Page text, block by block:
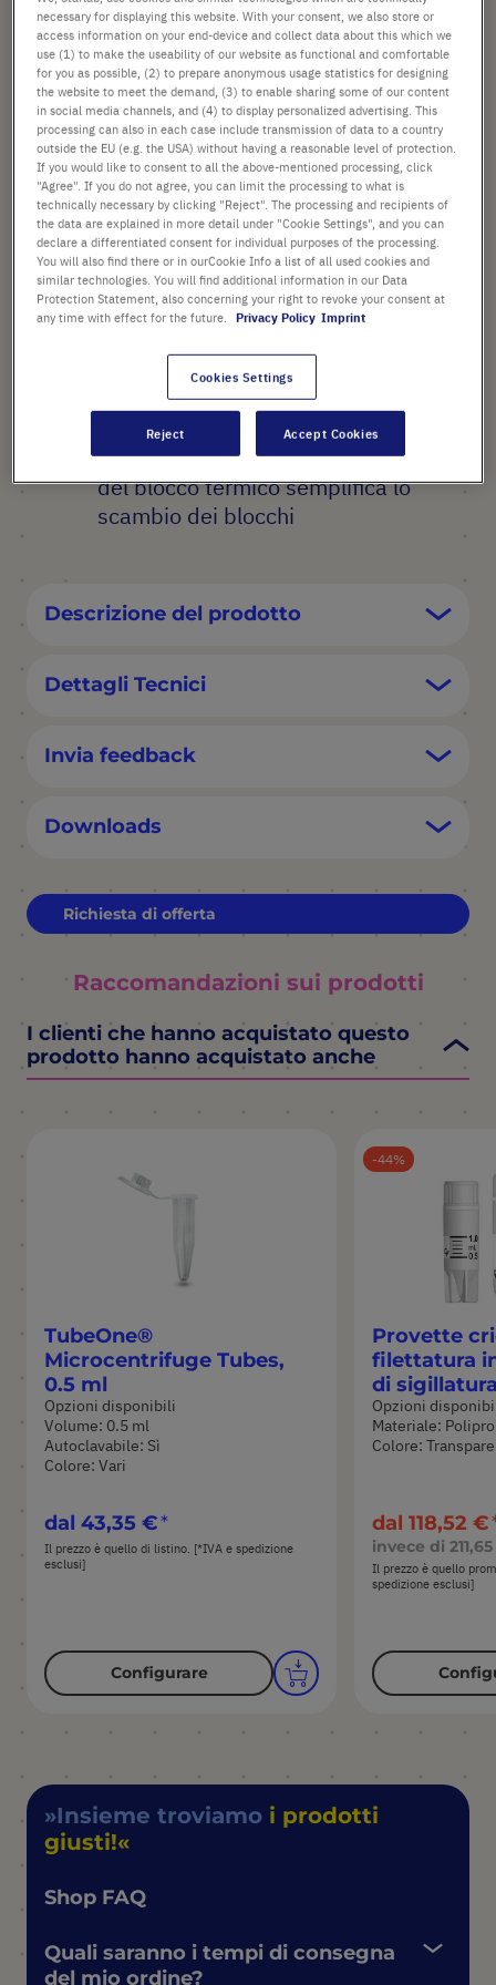
Blocco termico per Starlab
Mixer HC
Il riconoscimento automatico
del blocco termico semplifica lo
scambio dei blocchi
Il prezzo è quello di listino. [*IVA e spedizione esclusi]
Verificare disponibilità escl.spedizione
- +
Aggiungi
al
Carrello
1 Pezzo (1 Scatola × 1 Pezzo)
Descrizione del prodotto
Dettagli Tecnici
Invia feedback
Downloads
Richiesta di offerta
Raccomandazioni sui prodotti
I clienti che hanno acquistato questo
prodotto hanno acquistato anche
TubeOne®
Microcentrifuge Tubes,
0.5 ml
Opzioni disponibili
Volume: 0.5 ml
Autoclavabile: Sì
Colore: Vari
dal 43,35 €
Il prezzo è quello di listino. [*IVA e spedizione
esclusi]
Configurare
44
Provette
filettatura
di
Opzioni
Materiale:
Colore:
dal 118,52 €
invece di
Il prezzo è quello
spedizione esclusi]
Insieme troviamo i prodotti
giusti!
Shop FAQ
Quali saranno i tempi di consegna
del mio ordine?
necessary for displaying this website. With your consent, we also store or
access information on your end-device and collect data about this which we
use (1) to make the useability of our website as functional and comfortable
for you as possible, (2) to prepare anonymous usage statistics for designing
the website to meet the demand, (3) to enable sharing some of our content
in social media channels, and (4) to display personalized advertising. This
processing can also in each case include transmission of data to a country
outside the EU (e.g. the USA) without having a reasonable level of protection.
If you would like to consent to all the above-mentioned processing, click
"Agree". If you do not agree, you can limit the processing to what is
technically necessary by clicking "Reject". The processing and recipients of
the data are explained in more detail under "Cookie Settings", and you can
declare a differentiated consent for individual purposes of the processing.
You will also find there or in ourCookie Info a list of all used cookies and
similar technologies. You will find additional information in our Data
Protection Statement, also concerning your right to revoke your consent at
any time with effect for the future.
Privacy Policy Imprint
Cookies Settings
Reject Accept Cookies